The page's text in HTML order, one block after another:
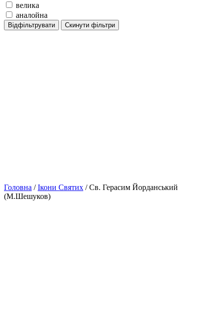
велика
аналойна
Відфільтрувати Скинути фільтри
Головна /Ікони Святих / Св. Герасим Йорданський
(М.Шешуков)